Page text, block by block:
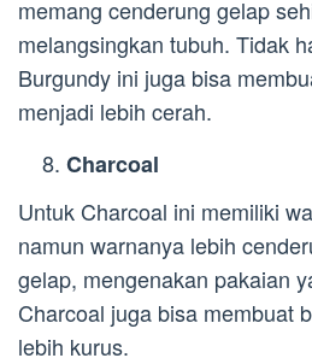
memang cenderung gelap
melangsingkan tubuh. Tidak
Burgundy ini juga bisa
menjadi lebih cerah.
Charcoal
Untuk Charcoal ini memiliki
namun warnanya lebih
gelap, mengenakan pakaian
Charcoal juga bisa membuat
lebih kurus.